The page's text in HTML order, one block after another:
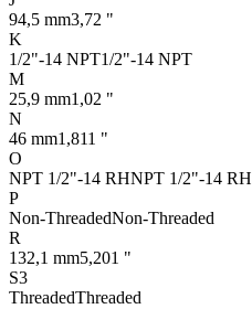
94,5 mm3,72 "
K
1/2"-14 NPT1/2"-14 NPT
M
25,9 mm1,02 "
N
46 mm1,811 "
O
NPT 1/2"-14 RHNPT 1/2"-14 RH
P
Non-ThreadedNon-Threaded
R
132,1 mm5,201 "
S3
ThreadedThreaded